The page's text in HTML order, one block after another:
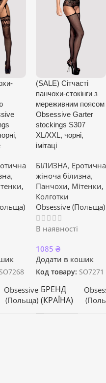
,
SO7268
Obsessive
(Польща)
(SALE) Сітчасті
панчохи-стокінги з
мереживним поясом
Obsessive Garter
stockings S307
XL/XXL, чорні,
імітаці
БІЛИЗНА, Еротична
жіноча білизна,
Панчохи, Мітенки,
Колготки
Obsessive (Польща)
В наявності
1085 ₴
Додати в кошик
Код товару: SO7271
БРЕНД
(КРАЇНА)